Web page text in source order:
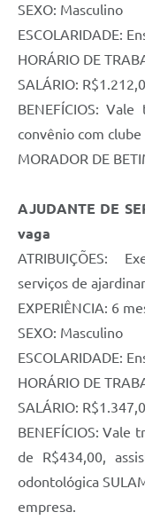
SEXO: Masculino
ESCOLARIDADE:
HORÁRIO DE
SALÁRIO:
BENEFÍCIOS:
convênio com clube
MORADOR DE
AJUDANTE DE
vaga
ATRIBUIÇÕES:
serviços de
EXPERIÊNCIA: 6
SEXO: Masculino
ESCOLARIDADE:
HORÁRIO DE
SALÁRIO:
BENEFÍCIOS: Vale
de R$434,00,
odontológica
empresa.